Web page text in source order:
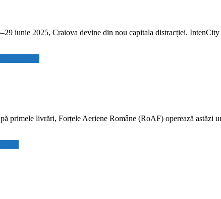
iunie 2025, Craiova devine din nou capitala distracției.
primele livrări, Forțele Aeriene Române (RoAF) operează astăzi